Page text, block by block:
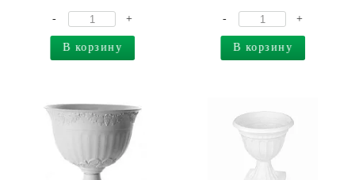
- +
В корзину
- +
В корзину